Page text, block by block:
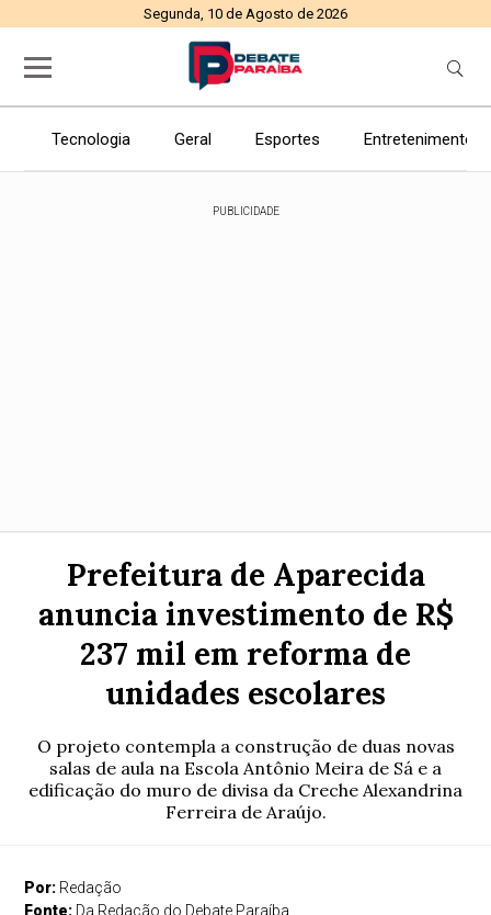
Segunda, 10 de Agosto de 2026
Tecnologia Geral Esportes Entretenimento
PUBLICIDADE
Prefeitura de Aparecida
anuncia investimento de R$
237 mil em reforma de
unidades escolares
O projeto contempla a construção de duas novas
salas de aula na Escola Antônio Meira de Sá e a
edificação do muro de divisa da Creche Alexandrina
Ferreira de Araújo.
Por: Redação
Fonte: Da Redação do Debate Paraíba